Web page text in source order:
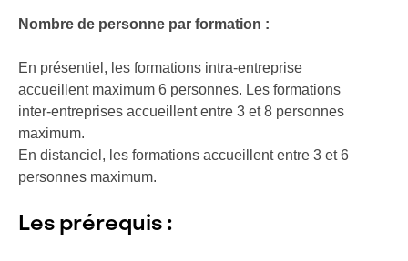
Nombre de personne par formation :
En présentiel, les formations intra-entreprise
accueillent maximum 6 personnes. Les formations
inter-entreprises accueillent entre 3 et 8 personnes
maximum.
En distanciel, les formations accueillent entre 3 et 6
personnes maximum.
Les prérequis :